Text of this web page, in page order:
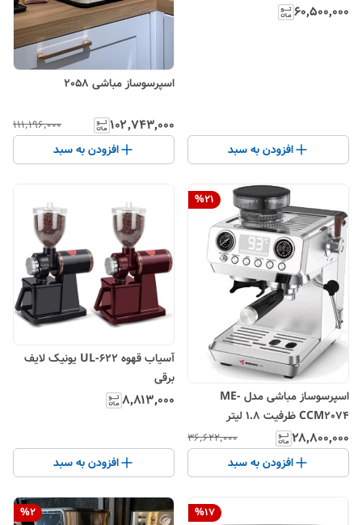
۶۰٬۵۰۰٬۰۰۰
افزودن به سبد
اسپرسوساز مباشی 2058
۱۰۲٬۷۴۳٬۰۰۰ ۱۱۱٬۱۹۶٬۰۰۰
افزودن به سبد
%21
اسپرسوساز مباشی مدل ME-
CCM2074 ظرفیت ۱.۸ لیتر
۲۸٬۸۰۰٬۰۰۰ ۳۶٬۶۲۲٬۰۰۰
افزودن به سبد
آسیاب قهوه UL-622 یونیک لایف
برقی
۸٬۸۱۳٬۰۰۰
افزودن به سبد
%17
%2